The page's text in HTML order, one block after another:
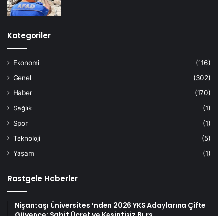
Kategoriler
Ekonomi
(116)
Genel
(302)
Haber
(170)
Sağlık
(1)
Spor
(1)
Teknoloji
(5)
Yaşam
(1)
Rastgele Haberler
Nişantaşı Üniversitesi’nden 2026 YKS Adaylarına Çifte